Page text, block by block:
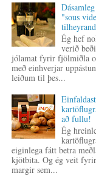
"sous
Ég hef
verið
jólamat fyrir fjölmiðla
með einhverjar
leiðum til þes...
að fullu!
Ég
eiginlega fátt betra
kjötbita. Og ég veit
margir sem...